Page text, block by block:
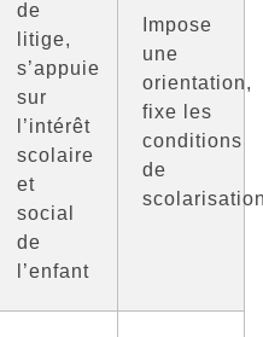
de
litige,
s’appuie
sur
l’intérêt
scolaire
et
social
de
l’enfant
Impose
une
orientation,
fixe les
conditions
de